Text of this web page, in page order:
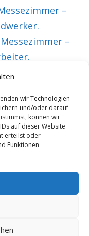
wir Technologien
und/oder darauf
können wir
auf dieser Website
erteilst oder
Funktionen
–
–
NÄCHSTER ARTIKEL
Monteurzimmer
Garbsen
Messezimmer –
überzeugte